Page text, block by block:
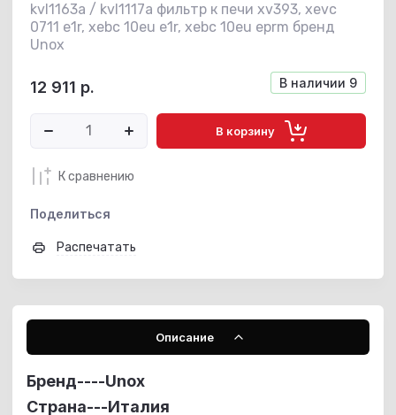
kvl1163a / kvl1117a фильтр к печи xv393, xevc
0711 e1r, xebc 10eu e1r, xebc 10eu eprm бренд
Unox
В наличии 9
12 911 р.
В корзину
К сравнению
Поделиться
Распечатать
Описание
Бренд----Unox
Страна---Италия